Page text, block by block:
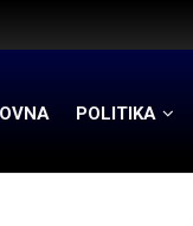
POLITIKA